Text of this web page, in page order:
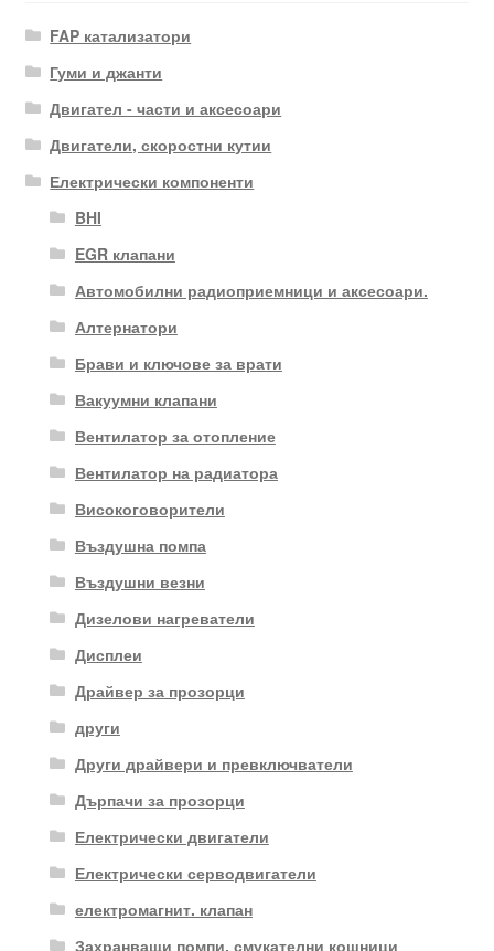
FAP катализатори
Гуми и джанти
Двигател - части и аксесоари
Двигатели, скоростни кутии
Електрически компоненти
BHI
EGR клапани
Автомобилни радиоприемници и аксесоари.
Алтернатори
Брави и ключове за врати
Вакуумни клапани
Вентилатор за отопление
Вентилатор на радиатора
Високоговорители
Въздушна помпа
Въздушни везни
Дизелови нагреватели
Дисплеи
Драйвер за прозорци
други
Други драйвери и превключватели
Дърпачи за прозорци
Електрически двигатели
Електрически серводвигатели
електромагнит. клапан
Захранващи помпи, смукателни кошници